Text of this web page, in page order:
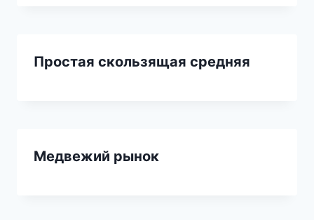
Простая скользящая средняя
Медвежий рынок